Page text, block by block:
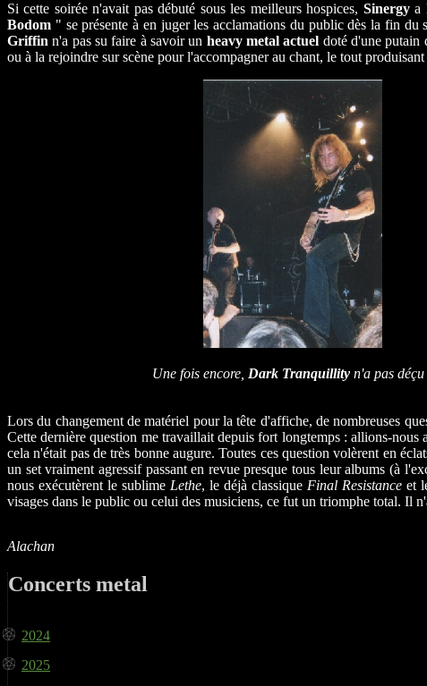
Si cette soirée n'avait pas débuté sous les meilleurs hospices, Sinergya
Bodom " se présente à en juger les acclamations du public dès la fin du
Griffin n'a pas su faire à savoir un heavy metal actuel doté d'une putain
ou à la rejoindre sur scène pour l'accompagner au chant, le tout
Une fois encore, Dark Tranquillity n'a pas
Lors du changement de matériel pour la tête d'affiche, de nombreuses
Cette dernière question me travaillait depuis fort longtemps : allions-nous
cela n'était pas de très bonne augure. Toutes ces question volèrent en
un set vraiment agressif passant en revue presque tous leur albums (à
nous exécutèrent le sublime Lethe, le déjà classique Final Resistance et
visages dans le public ou celui des musiciens, ce fut un triomphe total. Il
Alachan
Concerts metal
2024
2025